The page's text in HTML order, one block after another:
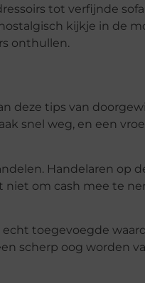
tot verfijnde
kijkje in de
onthullen.
deze tips van
snel weg, en een
Handelaren op
niet om cash mee te
toegevoegde
scherp oog worden